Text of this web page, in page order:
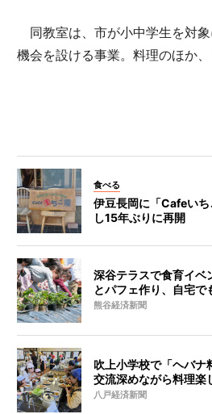
同教室は、市が小中学生を対
機会を設ける事業。料理のほか
食べる
伊豆長岡に「Cafeい
し15年ぶりに再開
深谷テラスで食育イベ
とパフェ作り、自宅で
熊谷経済新聞
吹上小学校で「ヘバナ
交流深めながら料理楽
八戸経済新聞